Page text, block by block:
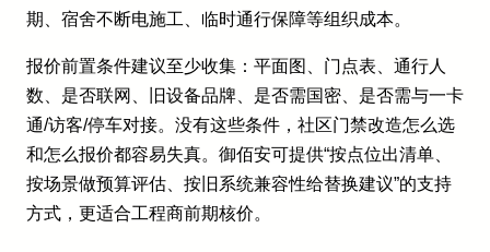
期、宿舍不断电施工、临时通行保障等组织成本。
报价前置条件建议至少收集：平面图、门点表、通行人
数、是否联网、旧设备品牌、是否需国密、是否需与一卡
通/访客/停车对接。没有这些条件，社区门禁改造怎么选
和怎么报价都容易失真。御佰安可提供“按点位出清单、
按场景做预算评估、按旧系统兼容性给替换建议”的支持
方式，更适合工程商前期核价。